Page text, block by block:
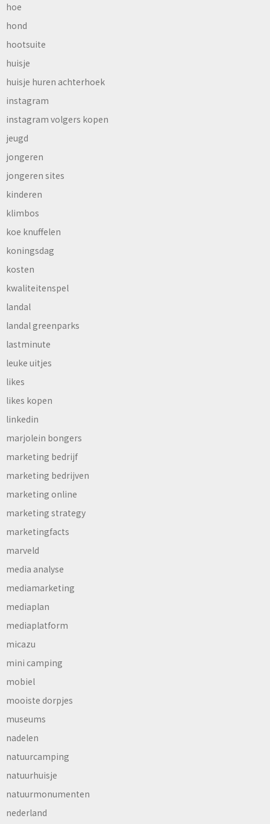
hoe
hond
hootsuite
huisje
huisje huren achterhoek
instagram
instagram volgers kopen
jeugd
jongeren
jongeren sites
kinderen
klimbos
koe knuffelen
koningsdag
kosten
kwaliteitenspel
landal
landal greenparks
lastminute
leuke uitjes
likes
likes kopen
linkedin
marjolein bongers
marketing bedrijf
marketing bedrijven
marketing online
marketing strategy
marketingfacts
marveld
media analyse
mediamarketing
mediaplan
mediaplatform
micazu
mini camping
mobiel
mooiste dorpjes
museums
nadelen
natuurcamping
natuurhuisje
natuurmonumenten
nederland